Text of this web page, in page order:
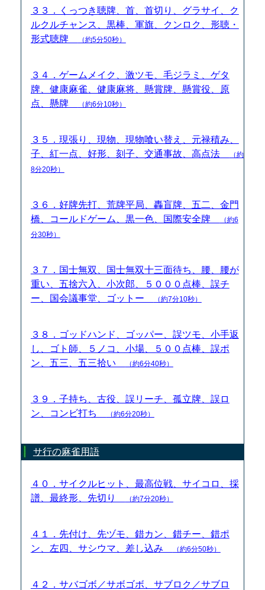
３３．くっつき聴牌、首、首切り、グラサイ、ク
ルクルチャンス、黒棒、軍旗、クンロク、形聴・
形式聴牌
（約5分50秒）
３４．ゲームメイク、激ツモ、毛ジラミ、ゲタ
牌、健康麻雀、健康麻将、懸賞牌、懸賞役、原
点、懸牌
（約6分10秒）
３５．現張り、現物、現物喰い替え、元禄積み、
子、紅一点、好形、刻子、交通事故、高点法
（約
8分20秒）
３６．好牌先打、荒牌平局、轟盲牌、五二、金門
橋、コールドゲーム、黒一色、国際安全牌
（約6
分30秒）
３７．国士無双、国士無双十三面待ち、腰、腰が
重い、五捨六入、小次郎、５０００点棒、誤チ
ー、国会議事堂、ゴットー
（約7分10秒）
３８．ゴッドハンド、ゴッパー、誤ツモ、小手返
し、ゴト師、５ノコ、小場、５００点棒、誤ポ
ン、五三、五三拾い
（約6分40秒）
３９．子持ち、古役、誤リーチ、孤立牌、誤ロ
ン、コンビ打ち
（約6分20秒）
サ行の麻雀用語
４０．サイクルヒット、最高位戦、サイコロ、採
譜、最終形、先切り
（約7分20秒）
４１．先付け、先ヅモ、錯カン、錯チー、錯ポ
ン、左四、サシウマ、差し込み
（約6分50秒）
４２．サバゴボ／サボゴボ、サブロク／サブロ